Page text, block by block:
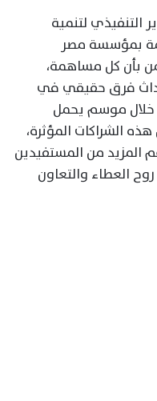
التنفيذي لتنمية
بمؤسسة مصر
بأن كل مساهمة،
فرق حقيقي في
خلال موسم يحمل
الشراكات المؤثرة،
من المستفيدين
العطاء والتعاون